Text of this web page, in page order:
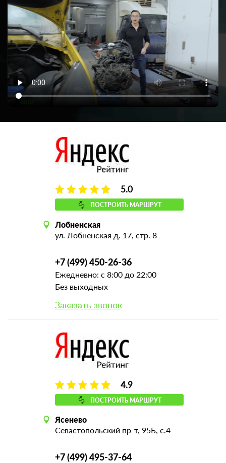
5.0
ПОСТРОИТЬ МАРШРУТ
Лобненская
ул. Лобненская д. 17, стр. 8
+7 (499) 450-26-36
Ежедневно: с 8:00 до 22:00
Без выходных
Заказать звонок
4.9
ПОСТРОИТЬ МАРШРУТ
Ясенево
Севастопольский пр-т, 95Б, с.4
+7 (499) 495-37-64